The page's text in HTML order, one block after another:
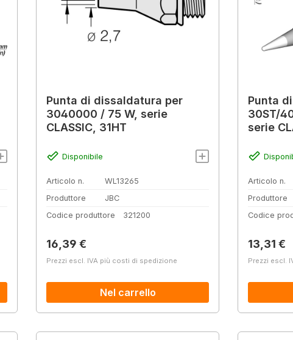
Punta di dissaldatura per
3040000 / 75 W, serie
CLASSIC, 31HT
Disponibile
Articolo n.
WL13265
Produttore
JBC
Codice produttore
321200
Prezzo normale:
16,39 €
Prezzi escl. IVA più costi di spedizione
Nel carrello
Punta
30ST/
serie
Articolo n.
Produttore
Codice
Prezzo
13,31 €
Prezzi escl.